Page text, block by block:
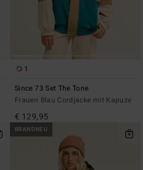
1
Since 73 Set The Tone
Frauen Blau Cordjacke mit Kapuze
€ 129,95
BRANDNEU